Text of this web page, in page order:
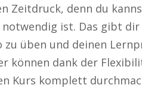
Zeitdruck, denn du
ist. Das gibt
üben und deinen
können dank der
Kurs komplett